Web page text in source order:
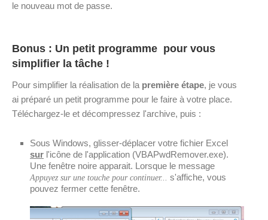
le nouveau mot de passe.
Bonus : Un petit programme pour vous
simplifier la tâche !
Pour simplifier la réalisation de la première étape, je vous
ai préparé un petit programme pour le faire à votre place.
Téléchargez-le et décompressez l'archive, puis :
Sous Windows, glisser-déplacer votre fichier Excel
sur l'icône de l'application (VBAPwdRemover.exe).
Une fenêtre noire apparait. Lorsque le message
Appuyez sur une touche pour continuer... s'affiche, vous
pouvez fermer cette fenêtre.